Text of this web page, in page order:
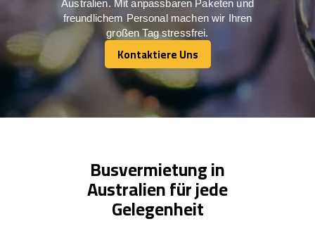
Australien. Mit anpassbaren Paketen und
freundlichem Personal machen wir Ihren
großen Tag stressfrei.
Kontaktiere Uns
Kontaktiere Uns
Busvermietung in
Australien für jede
Gelegenheit